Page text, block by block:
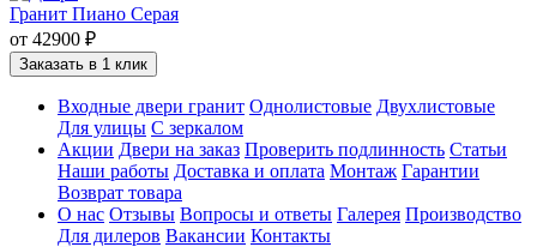
Гранит Пиано Серая
от 42900 ₽
Заказать в 1 клик
Входные двери гранит Однолистовые Двухлистовые
Для улицы С зеркалом
Акции Двери на заказ Проверить подлинность Статьи
Наши работы Доставка и оплата Монтаж Гарантии
Возврат товара
О нас Отзывы Вопросы и ответы Галерея Производство
Для дилеров Вакансии Контакты